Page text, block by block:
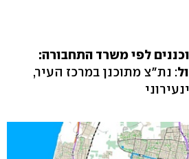
לפי משרד התחבורה:
: נת"צ מתוכנן במרכז העיר,